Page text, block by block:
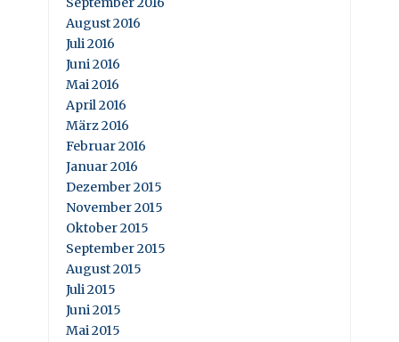
August 2016
Juli 2016
Juni 2016
Mai 2016
April 2016
März 2016
Februar 2016
Januar 2016
Dezember 2015
November 2015
Oktober 2015
September 2015
August 2015
Juli 2015
Juni 2015
Mai 2015